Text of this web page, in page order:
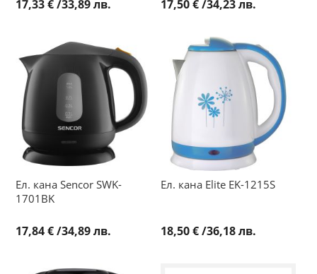
17,33 €/33,89 лв. 17,50 €/34,23 лв.
Ел. кана Sencor SWK-
1701BK
17,84 €/34,89 лв.
Ел. кана Elite EK-1215S
18,50 €/36,18 лв.